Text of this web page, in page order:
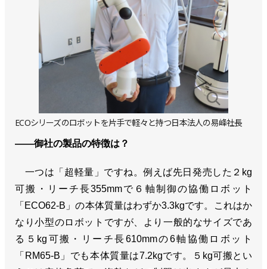
ECOシリーズのロボットを片手で軽々と持つ日本法人の易峰社長
――御社の製品の特徴は？
一つは「超軽量」ですね。例えば先日発売した２kg
可搬・リーチ長355mmで６軸制御の協働ロボット
「ECO62-B」の本体質量はわずか3.3kgです。これはか
なり小型のロボットですが、より一般的なサイズであ
る５kg可搬・リーチ長610mmの6軸協働ロボット
「RM65-B」でも本体質量は7.2kgです。５kg可搬とい